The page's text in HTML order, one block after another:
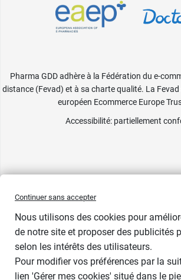
Pharma GDD adhère à la Fédération du e-
distance (Fevad) et à sa charte qualité. La
européen Ecommerce Europe
Accessibilité: partiellement
Continuer sans accepter
Nous utilisons des cookies pour
de notre site et proposer des publicités
selon les intérêts des utilisateurs.
Pour modifier vos préférences par la
lien 'Gérer mes cookies' situé dans le